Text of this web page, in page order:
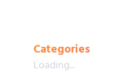
Categories
Loading...